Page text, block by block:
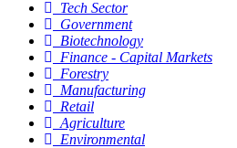
Tech Sector
Government
Biotechnology
Finance - Capital Markets
Forestry
Manufacturing
Retail
Agriculture
Environmental